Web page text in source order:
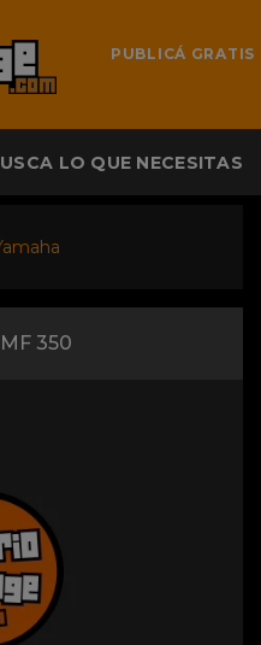
PUBLICÁ GRATIS
LO QUE NECESITAS
350